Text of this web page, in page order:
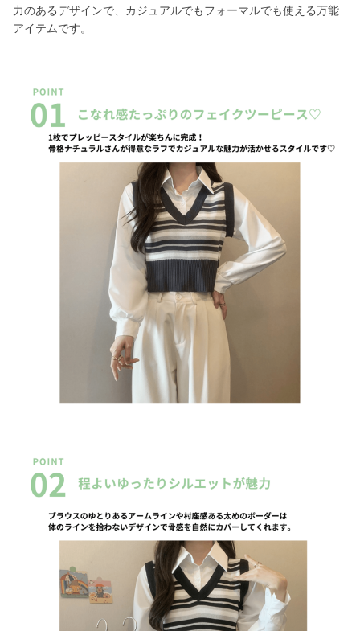
力のあるデザインで、カジュアルでもフォーマルでも使える万能
アイテムです。